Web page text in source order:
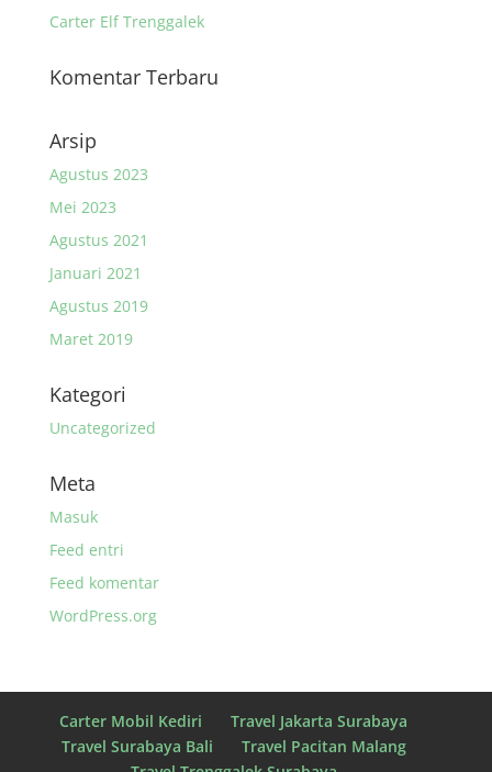
Carter Elf Trenggalek
Komentar Terbaru
Arsip
Agustus 2023
Mei 2023
Agustus 2021
Januari 2021
Agustus 2019
Maret 2019
Kategori
Uncategorized
Meta
Masuk
Feed entri
Feed komentar
WordPress.org
Carter Mobil Kediri
Travel Jakarta Surabaya
Travel Surabaya Bali
Travel Pacitan Malang